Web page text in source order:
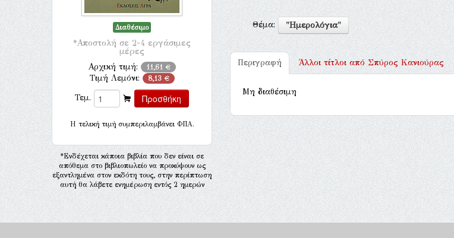
Διαθέσιμο
*Αποστολή σε 2-4 εργάσιμες
μέρες
Αρχική τιμή: 11,61 €
Τιμή Λεμόνι: 8,13 €
Τεμ.
H τελική τιμή συμπεριλαμβάνει ΦΠΑ.
*Ενδέχεται κάποια βιβλία που δεν είναι σε
απόθεμα στο βιβλιοπωλείο να προκύψουν ως
εξαντλημένα στον εκδότη τους, στην περίπτωση
αυτή θα λάβετε ενημέρωση εντός 2 ημερών
Θέμα: "Ημερολόγια"
Περιγραφή Άλλοι τίτλοι απόΣπύρος Κανιούρας
Μη διαθέσιμη